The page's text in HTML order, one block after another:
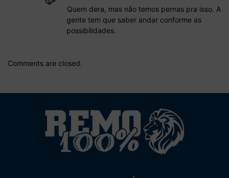
Quem dera, mas não temos pernas pra isso. A
gente tem que saber andar conforme as
possibilidades.
Comments are closed.